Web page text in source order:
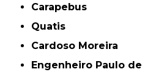
Carapebus
Quatis
Cardoso Moreira
Engenheiro Paulo